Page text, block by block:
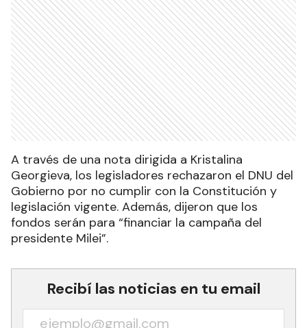
A través de una nota dirigida a Kristalina
Georgieva, los legisladores rechazaron el DNU del
Gobierno por no cumplir con la Constitución y
legislación vigente. Además, dijeron que los
fondos serán para “financiar la campaña del
presidente Milei”.
Recibí las noticias en tu email